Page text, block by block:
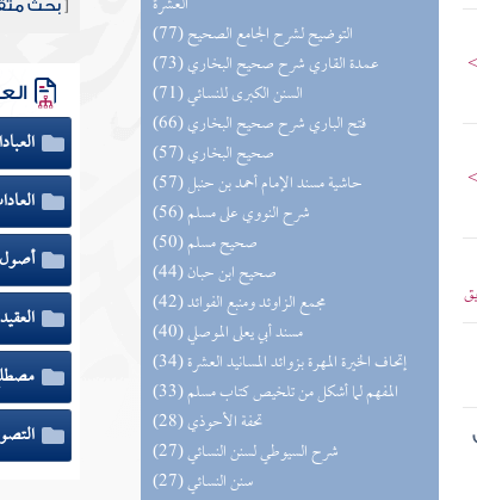
(77) التوضيح لشرح الجامع الصحيح
(73) عمدة القاري شرح صحيح البخاري
(71) السنن الكبرى للنسائي
(66) فتح الباري شرح صحيح البخاري
(57) صحيح البخاري
(57) حاشية مسند الإمام أحمد بن حنبل
(56) شرح النووي على مسلم
(50) صحيح مسلم
(44) صحيح ابن حبان
(42) مجمع الزاوئد ومنبع الفوائد
(40) مسند أبي يعلى الموصلي
(34) إتحاف الخيرة المهرة بزوائد المسانيد العشرة
(33) المفهم لما أشكل من تلخيص كتاب مسلم
(28) تحفة الأحوذي
(27) شرح السيوطي لسنن النسائي
(27) سنن النسائي
[بحث
أصول